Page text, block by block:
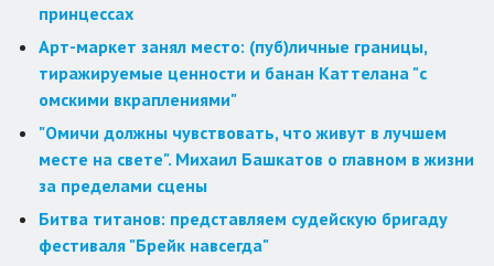
принцессах
Арт-маркет занял место: (пуб)личные границы,
тиражируемые ценности и банан Каттелана "с
омскими вкраплениями"
"Омичи должны чувствовать, что живут в лучшем
месте на свете". Михаил Башкатов о главном в жизни
за пределами сцены
Битва титанов: представляем судейскую бригаду
фестиваля "Брейк навсегда"